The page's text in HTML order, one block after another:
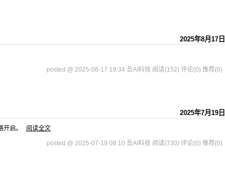
2025年8月17日
posted @ 2025-08-17 19:34 吾AI科技 阅读(152) 评论(0) 推荐(0)
2025年7月19日
开启。 阅读全文
posted @ 2025-07-19 08:10 吾AI科技 阅读(730) 评论(0) 推荐(0)